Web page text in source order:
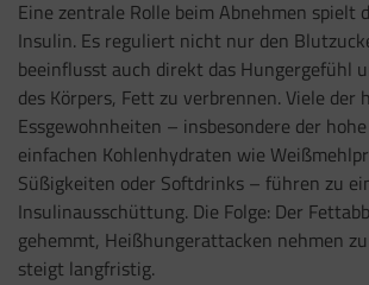
Eine zentrale Rolle beim Abnehmen spielt
Insulin. Es reguliert nicht nur den
beeinflusst auch direkt das Hungergefühl
des Körpers, Fett zu verbrennen. Viele der
Essgewohnheiten – insbesondere der
einfachen Kohlenhydraten wie
Süßigkeiten oder Softdrinks – führen zu
Insulinausschüttung. Die Folge: Der
gehemmt, Heißhungerattacken nehmen
steigt langfristig.